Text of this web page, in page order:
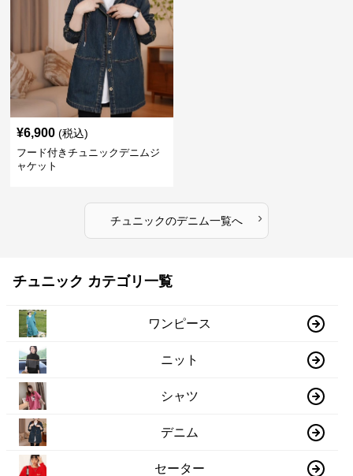
¥6,900 (税込)
フード付きチュニックデニムジ
ャケット
チュニックのデニム一覧へ ›
チュニック カテゴリ一覧
ワンピース
ニット
シャツ
デニム
セーター